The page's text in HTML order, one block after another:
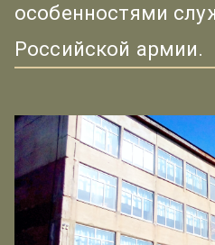
особенностями
Российской армии.